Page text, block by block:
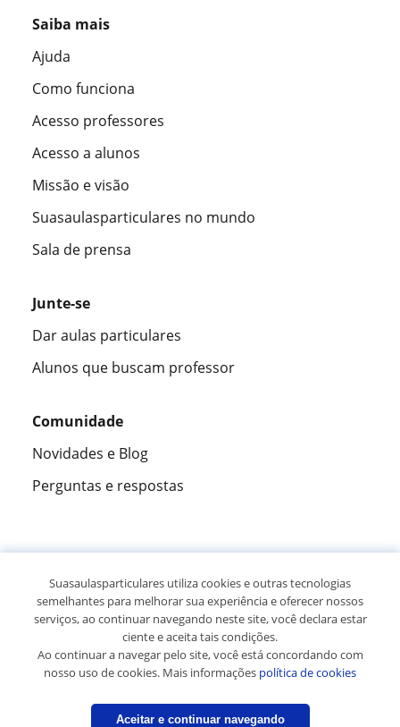
Saiba mais
Ajuda
Como funciona
Acesso professores
Acesso a alunos
Missão e visão
Suasaulasparticulares no mundo
Sala de prensa
Junte-se
Dar aulas particulares
Alunos que buscam professor
Comunidade
Novidades e Blog
Perguntas e respostas
305915opiniões de alunos
© 2007 - 2026 Suas aulas particulares
Mapa do site:Professores particulares
Suasaulasparticulares utiliza cookies e outras tecnologias
semelhantes para melhorar sua experiência e oferecer nossos
serviços, ao continuar navegando neste site, você declara estar
ciente e aceita tais condições.
Ao continuar a navegar pelo site, você está concordando com
nosso uso de cookies. Mais informações política de cookies
Aceitar e continuar navegando